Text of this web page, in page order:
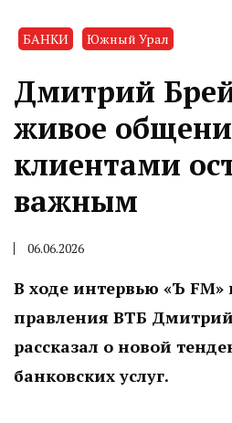
БАНКИ Южный Урал
Дмитрий
живое
клиентами
важным
06.06.2026
В ходе интервью «Ъ
правления ВТБ
рассказал о новой
банковских услуг.